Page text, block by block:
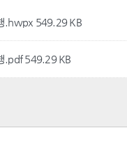
.hwpx 549.29 KB
.pdf549.29 KB